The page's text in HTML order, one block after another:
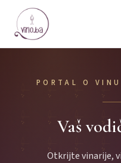
PORTAL O
Vaš
Otkrijte vinarije,